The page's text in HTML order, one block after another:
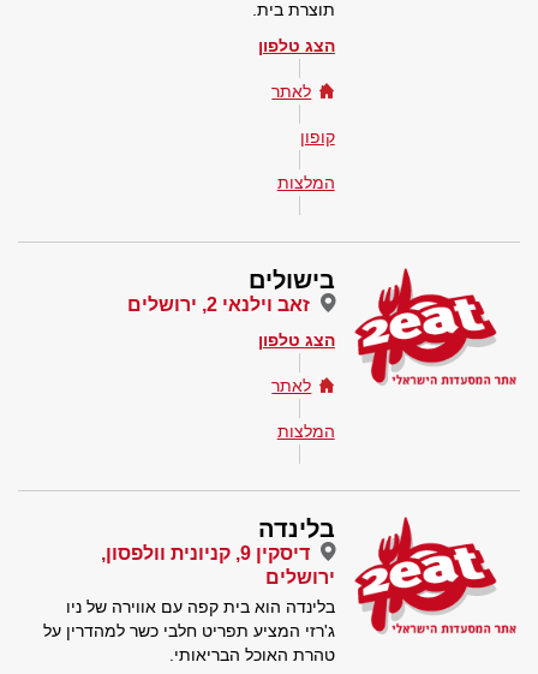
תוצרת בית.
הצג טלפון
לאתר
קופון
המלצות
בישולים
זאב וילנאי 2, ירושלים
הצג טלפון
לאתר
המלצות
בלינדה
דיסקין 9, קניונית וולפסון,
ירושלים
בלינדה הוא בית קפה עם אווירה של ניו
ג'רזי המציע תפריט חלבי כשר למהדרין על
טהרת האוכל הבריאותי.